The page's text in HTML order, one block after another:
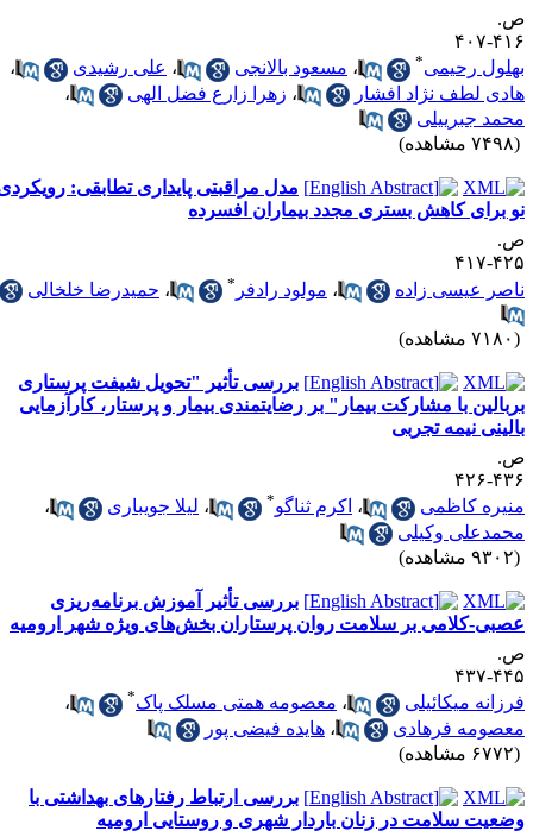
۴۰۷
رحیمی
،مسعود بالانجی ،علی رشیدی
،
لطف نژاد افشار
،زهرا زارع فضل الهی
،
جبرییلی
مدل مراقبتی پایداری تطابقی: رویکردی
برای کاهش بستری مجدد بیماران افسرده
۴۱۷
عیسی زاده
،مولود رادفر* ،حمیدرضا خلخالی
بررسی تأثیر "تحویل شیفت پرستاری
با مشارکت بیمار" بر رضایتمندی بیمار و پرستار، کارآزمایی
نیمه تجربی
۴۲۶
کاظمی
،اکرم ثناگو* ،لیلا جویباری
،
وکیلی
بررسی تأثیر آموزش برنامه‌ریزی
کلامی بر سلامت روان پرستاران بخش‌های ویژه شهر ارومیه
۴۳۷
میکائیلی
،معصومه همتی مسلک پاک*
،
فرهادی
،هایده فیضی پور
بررسی ارتباط رفتارهای بهداشتی با
سلامت در زنان باردار شهری و روستایی ارومیه